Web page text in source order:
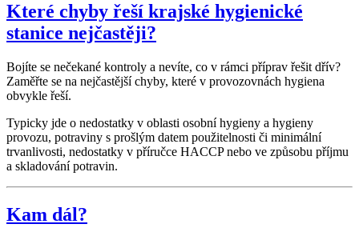
Které chyby řeší krajské hygienické
stanice nejčastěji?
Bojíte se nečekané kontroly a nevíte, co v rámci příprav řešit dřív?
Zaměřte se na nejčastější chyby, které v provozovnách hygiena
obvykle řeší.
Typicky jde o nedostatky v oblasti osobní hygieny a hygieny
provozu, potraviny s prošlým datem použitelnosti či minimální
trvanlivosti, nedostatky v příručce HACCP nebo ve způsobu příjmu
a skladování potravin.
Kam dál?